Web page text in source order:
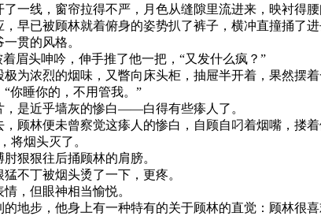
一线，窗帘拉得不严，月色从缝隙里流进来，映衬得
早已被顾林就着俯身的姿势扒了裤子，横冲直撞捅了进
贯的风格。
眉头呻吟，伸手推了他一把，“又发什么疯？”
为浓烈的烟味，又瞥向床头柜，抽屉半开着，果然
你睡你的，不用管我。”
是近乎墙灰的惨白——白得有些瘆人了。
顾林便未曾察觉这瘆人的惨白，自顾自叼着烟嘴，
将烟头灭了。
狠狠往后捅顾林的肩膀。
不丁被烟头烫了一下，更疼。
，但眼神相当愉悦。
地步，他身上有一种特有的关于顾林的直觉：顾林很